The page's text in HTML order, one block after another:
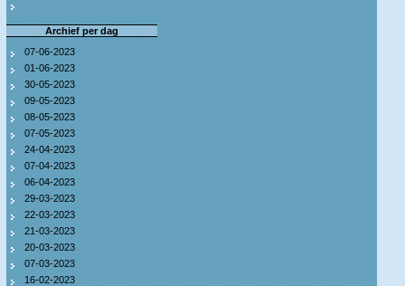
Archief per dag
07-06-2023
01-06-2023
30-05-2023
09-05-2023
08-05-2023
07-05-2023
24-04-2023
07-04-2023
06-04-2023
29-03-2023
22-03-2023
21-03-2023
20-03-2023
07-03-2023
16-02-2023